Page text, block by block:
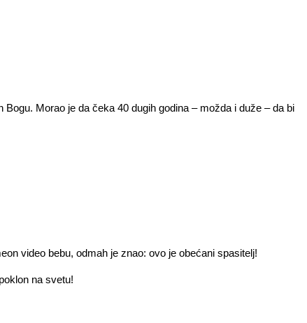
Morao je da čeka 40 dugih godina – možda i duže – da bi
video bebu, odmah je znao: ovo je obećani spasitelj!
na svetu!